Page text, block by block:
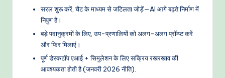
सरल शुरू करें, चैट के माध्यम से जटिलता जोड़ें—AI आगे बढ़ते निर्माण में
निपुण है।
बड़े पदानुक्रमों के लिए, उप-प्रणालियों को अलग-अलग प्रॉम्प्ट करें
और फिर मिलाएं।
पूर्ण डेस्कटॉप एआई + सिमुलेशन के लिए सक्रिय रखरखाव की
आवश्यकता होती है (जनवरी 2026 नीति).